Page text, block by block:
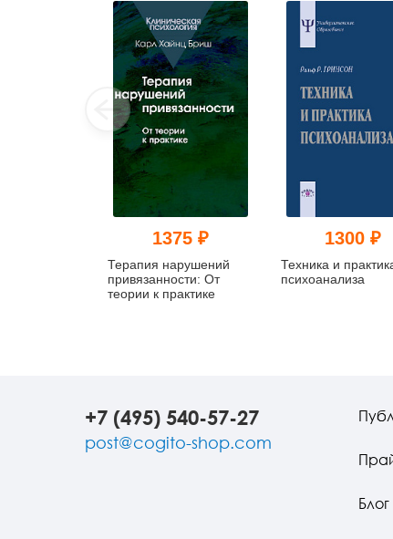
1375 ₽
Терапия нарушений
привязанности: От
теории к практике
1300 ₽
Техника и
психоанализа
+7 (495) 540-57-27
post@cogito-shop.com
Блог